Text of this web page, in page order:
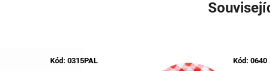
Kód: 0315PAL Kód: 0640